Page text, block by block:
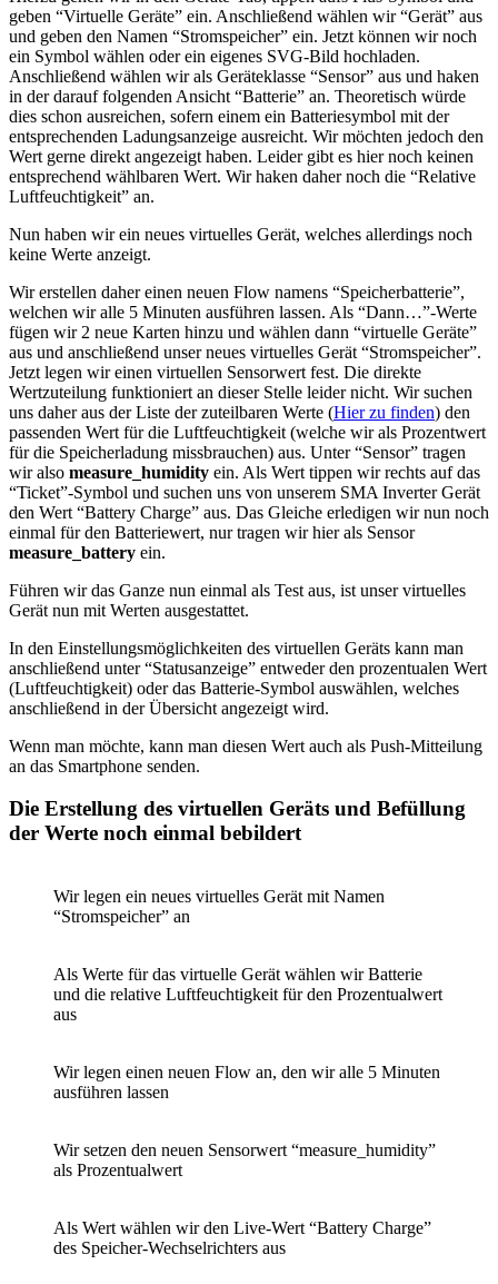
geben “Virtuelle Geräte” ein. Anschließend wählen wir “Gerät” aus
und geben den Namen “Stromspeicher” ein. Jetzt können wir noch
ein Symbol wählen oder ein eigenes SVG-Bild hochladen.
Anschließend wählen wir als Geräteklasse “Sensor” aus und haken
in der darauf folgenden Ansicht “Batterie” an. Theoretisch würde
dies schon ausreichen, sofern einem ein Batteriesymbol mit der
entsprechenden Ladungsanzeige ausreicht. Wir möchten jedoch den
Wert gerne direkt angezeigt haben. Leider gibt es hier noch keinen
entsprechend wählbaren Wert. Wir haken daher noch die “Relative
Luftfeuchtigkeit” an.
Nun haben wir ein neues virtuelles Gerät, welches allerdings noch
keine Werte anzeigt.
Wir erstellen daher einen neuen Flow namens “Speicherbatterie”,
welchen wir alle 5 Minuten ausführen lassen. Als “Dann…”-Werte
fügen wir 2 neue Karten hinzu und wählen dann “virtuelle Geräte”
aus und anschließend unser neues virtuelles Gerät “Stromspeicher”.
Jetzt legen wir einen virtuellen Sensorwert fest. Die direkte
Wertzuteilung funktioniert an dieser Stelle leider nicht. Wir suchen
uns daher aus der Liste der zuteilbaren Werte (Hier zu finden) den
passenden Wert für die Luftfeuchtigkeit (welche wir als Prozentwert
für die Speicherladung missbrauchen) aus. Unter “Sensor” tragen
wir also measure_humidity ein. Als Wert tippen wir rechts auf das
“Ticket”-Symbol und suchen uns von unserem SMA Inverter Gerät
den Wert “Battery Charge” aus. Das Gleiche erledigen wir nun noch
einmal für den Batteriewert, nur tragen wir hier als Sensor
measure_battery ein.
Führen wir das Ganze nun einmal als Test aus, ist unser virtuelles
Gerät nun mit Werten ausgestattet.
In den Einstellungsmöglichkeiten des virtuellen Geräts kann man
anschließend unter “Statusanzeige” entweder den prozentualen Wert
(Luftfeuchtigkeit) oder das Batterie-Symbol auswählen, welches
anschließend in der Übersicht angezeigt wird.
Wenn man möchte, kann man diesen Wert auch als Push-Mitteilung
an das Smartphone senden.
Die Erstellung des virtuellen Geräts und Befüllung
der Werte noch einmal bebildert
Wir legen ein neues virtuelles Gerät mit Namen
“Stromspeicher” an
Als Werte für das virtuelle Gerät wählen wir Batterie
und die relative Luftfeuchtigkeit für den Prozentualwert
aus
Wir legen einen neuen Flow an, den wir alle 5 Minuten
ausführen lassen
Wir setzen den neuen Sensorwert “measure_humidity”
als Prozentualwert
Als Wert wählen wir den Live-Wert “Battery Charge”
des Speicher-Wechselrichters aus